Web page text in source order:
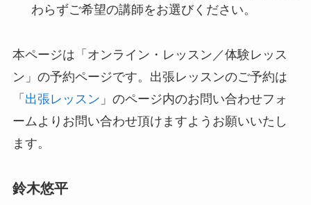
わらずご希望の講師をお選びください。
本ページは「オンライン・レッスン／体験レッス
ン」の予約ページです。出張レッスンのご予約は
「 出張レッスン 」のページ内のお問い合わせフォ
ームよりお問い合わせ頂けますようお願いいたし
ます。
鈴木悠平